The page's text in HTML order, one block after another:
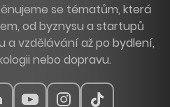
se tématům, která
od byznysu a startupů
a vzdělávání až po bydlení,
nebo dopravu.